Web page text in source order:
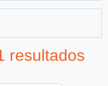
resultados